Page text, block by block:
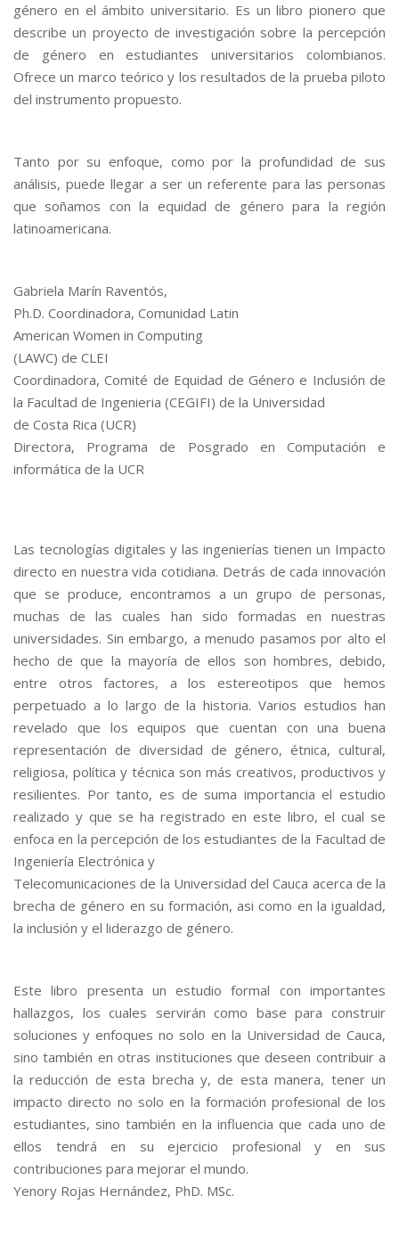
género en el ámbito universitario. Es un libro pionero que
describe un proyecto de investigación sobre la percepción
de género en estudiantes universitarios colombianos.
Ofrece un marco teórico y los resultados de la prueba piloto
del instrumento propuesto.
Tanto por su enfoque, como por la profundidad de sus
análisis, puede llegar a ser un referente para las personas
que soñamos con la equidad de género para la región
latinoamericana.
Gabriela Marín Raventós,
Ph.D. Coordinadora, Comunidad Latin
American Women in Computing
(LAWC) de CLEI
Coordinadora, Comité de Equidad de Género e Inclusión de
la Facultad de Ingenieria (CEGIFI) de la Universidad
de Costa Rica (UCR)
Directora, Programa de Posgrado en Computación e
informática de la UCR
Las tecnologías digitales y las ingenierías tienen un Impacto
directo en nuestra vida cotidiana. Detrás de cada innovación
que se produce, encontramos a un grupo de personas,
muchas de las cuales han sido formadas en nuestras
universidades. Sin embargo, a menudo pasamos por alto el
hecho de que la mayoría de ellos son hombres, debido,
entre otros factores, a los estereotipos que hemos
perpetuado a lo largo de la historia. Varios estudios han
revelado que los equipos que cuentan con una buena
representación de diversidad de género, étnica, cultural,
religiosa, política y técnica son más creativos, productivos y
resilientes. Por tanto, es de suma importancia el estudio
realizado y que se ha registrado en este libro, el cual se
enfoca en la percepción de los estudiantes de la Facultad de
Ingeniería Electrónica y
Telecomunicaciones de la Universidad del Cauca acerca de la
brecha de género en su formación, asi como en la igualdad,
la inclusión y el liderazgo de género.
Este libro presenta un estudio formal con importantes
hallazgos, los cuales servirán como base para construir
soluciones y enfoques no solo en la Universidad de Cauca,
sino también en otras instituciones que deseen contribuir a
la reducción de esta brecha y, de esta manera, tener un
impacto directo no solo en la formación profesional de los
estudiantes, sino también en la influencia que cada uno de
ellos tendrá en su ejercicio profesional y en sus
contribuciones para mejorar el mundo.
Yenory Rojas Hernández, PhD. MSc.